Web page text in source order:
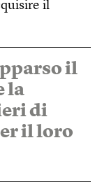
il
il
la
di
il loro